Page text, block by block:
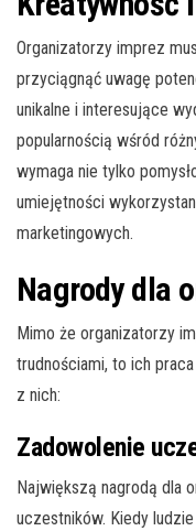
Organizatorzy imprez
przyciągnąć uwagę
unikalne i interesujące
popularnością wśród
wymaga nie tylko
umiejętności
marketingowych.
Nagrody dla
Mimo że organizatorzy
trudnościami, to ich
z nich:
Zadowolenie
Największą nagrodą dla
uczestników. Kiedy